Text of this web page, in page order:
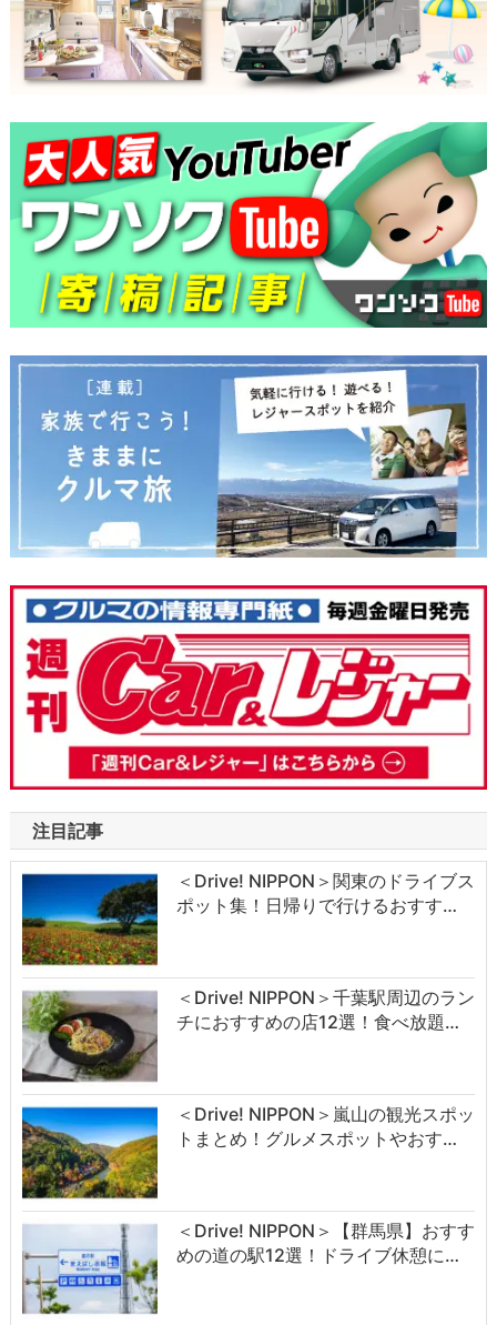
注目記事
＜Drive! NIPPON＞関東のドライブス
ポット集！日帰りで行けるおすす…
＜Drive! NIPPON＞千葉駅周辺のラン
チにおすすめの店12選！食べ放題…
＜Drive! NIPPON＞嵐山の観光スポッ
トまとめ！グルメスポットやおす…
＜Drive! NIPPON＞【群馬県】おすす
めの道の駅12選！ドライブ休憩に…